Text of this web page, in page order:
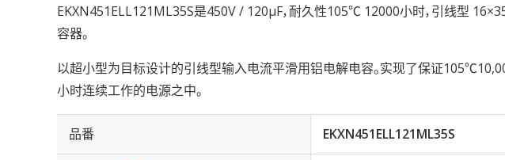
EKXN451ELL121ML35S是450V / 120µF，耐久性105℃ 12000小时，引线型
容器。
以超小型为目标设计的引线型输入电流平滑用铝电解电容。实现了保证
小时连续工作的电源之中。
品番 EKXN451ELL121ML35S